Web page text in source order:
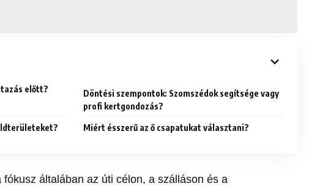
előtt?
Döntési szempontok: Szomszédok segítsége vagy
profi kertgondozás?
Miért ésszerű az ő csapatukat választani?
általában az úti célon, a szálláson és a